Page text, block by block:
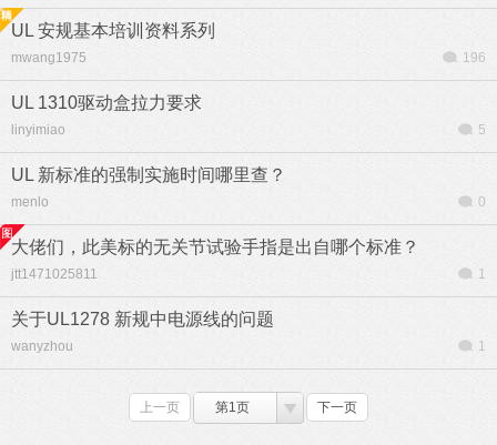
UL 安规基本培训资料系列
mwang1975 196
UL 1310驱动盒拉力要求
linyimiao 5
UL 新标准的强制实施时间哪里查？
menlo 0
大佬们，此美标的无关节试验手指是出自哪个标准？
jtt1471025811 1
关于UL1278 新规中电源线的问题
wanyzhou 1
上一页 第1页 下一页